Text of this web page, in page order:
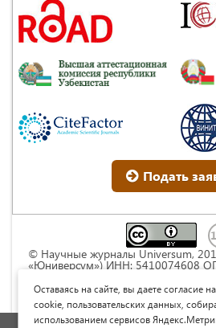
Подать
© Научные журналы Universum,
«Юниверсум») ИНН: 5410074608
Commons « Attribution»
Непортированная
Оставаясь на сайте, вы даете согласие
cookie, пользовательских данных,
использованием сервисов